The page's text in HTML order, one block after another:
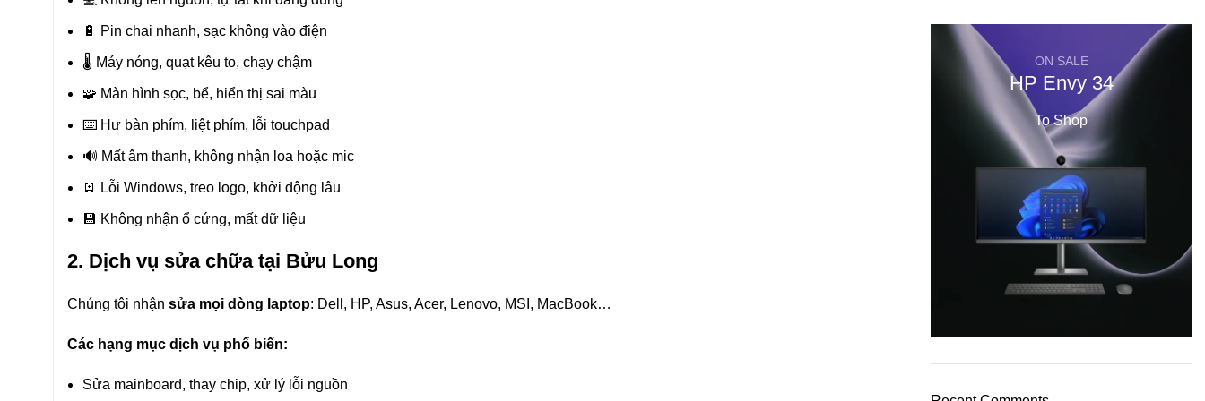
🔋 Pin chai nhanh, sạc không vào điện
🌡 Máy nóng, quạt kêu to, chạy chậm
🧩 Màn hình sọc, bể, hiển thị sai màu
⌨️ Hư bàn phím, liệt phím, lỗi touchpad
🔊 Mất âm thanh, không nhận loa hoặc mic
🪫 Lỗi Windows, treo logo, khởi động lâu
💾 Không nhận ổ cứng, mất dữ liệu
2. Dịch vụ sửa chữa tại Bửu Long
Chúng tôi nhận sửa mọi dòng laptop: Dell, HP, Asus, Acer, Lenovo, MSI, MacBook…
Các hạng mục dịch vụ phổ biến:
Sửa mainboard, thay chip, xử lý lỗi nguồn
ON SALE
HP Envy 34
To Shop